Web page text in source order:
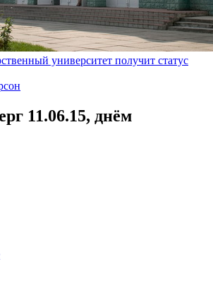
университет получит статус
11.06.15, днём